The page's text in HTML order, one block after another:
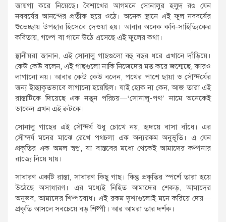
জায়গা করে নিয়েছে। বৈশাখের আগমনে সোনালুর হলুদ রঙ যেন
নববর্ষের আনন্দের প্রতীক হয়ে ওঠে। অনেক স্থানে এই ফুল নববর্ষের
শুভেচ্ছায় উপহার হিসেবে দেওয়া হয়। আবার অনেক কবি-সাহিত্যিকের
কবিতায়, গল্পে বা গানে উঠে এসেছে এই ফুলের কথা।
স্থানীয়রা জানান, এই সোনালু গাছগুলো বহু বছর ধরে এখানে দাঁড়িয়ে।
কেউ কেউ বলেন, এই গাছগুলো নাকি নিজেদের মত করে জন্মেছে, কারও
লাগানো নয়। আবার কেউ কেউ বলেন, পথের পাশে ছায়া ও সৌন্দর্যের
জন্য ইচ্ছাকৃতভাবে লাগানো হয়েছিল। যাই হোক না কেন, আজ তারা এই
রাস্তাটিকে দিয়েছে এক নতুন পরিচয়—‘সোনালু-পথ’ নামে অনেকেই
ডাকেন এখন এই রুটকে।
সোনালু গাছের এই সৌন্দর্য শুধু চোখে নয়, হৃদয়ে বাসা বাঁধে। এর
সৌন্দর্য মনের মাঝে রেখে পথচলা এক অন্যরকম অনুভূতি। এ যেন
প্রকৃতির এক অমল স্বপ্ন, যা বাস্তবের মধ্যে থেকেই আমাদের কল্পনার
রাজ্যে নিয়ে যায়।
সাধারণ একটি রাস্তা, সাধারণ কিছু গাছ। কিন্তু প্রকৃতির স্পর্শে তারা হয়ে
উঠেছে অসাধারণ। এর মধ্যেই নিহিত আমাদের শেকড়, আমাদের
অনুভব, আমাদের শিল্পবোধ। এই রকম দৃশ্যগুলোই মনে করিয়ে দেয়—
প্রকৃতি আসলে সবচেয়ে বড় শিল্পী। আর আমরা তার দর্শক।